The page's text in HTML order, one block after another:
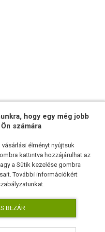
hogy egy még jobb
számára
élményt nyújtsuk
kattintva hozzájárulhat az
a Sütik kezelése gombra
További információkért
.
BEZÁR